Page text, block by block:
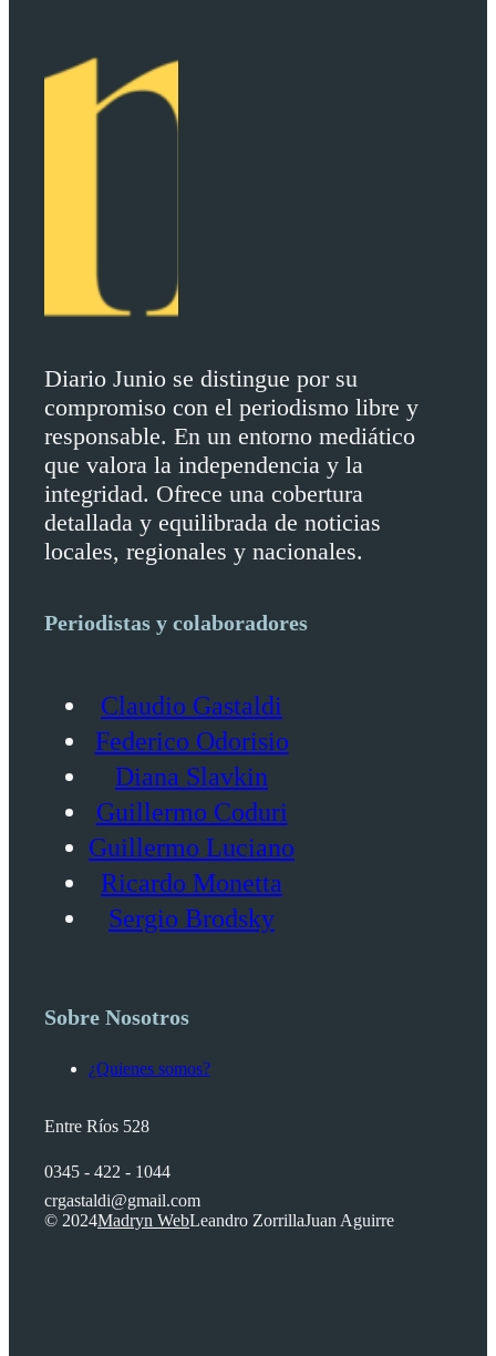
Diario Junio se distingue por su
compromiso con el periodismo libre y
responsable. En un entorno mediático
que valora la independencia y la
integridad. Ofrece una cobertura
detallada y equilibrada de noticias
locales, regionales y nacionales.
Periodistas y colaboradores
Claudio Gastaldi
Federico Odorisio
Diana Slavkin
Guillermo Coduri
Guillermo Luciano
Ricardo Monetta
Sergio Brodsky
Sobre Nosotros
¿Quienes somos?
Entre Ríos 528
0345 - 422 - 1044
crgastaldi@gmail.com
© 2024Madryn WebLeandro ZorrillaJuan Aguirre